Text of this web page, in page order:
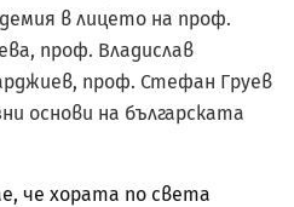
в лицето на проф.
проф. Владислав
проф. Стефан Груев
основи на българската
че хората по света